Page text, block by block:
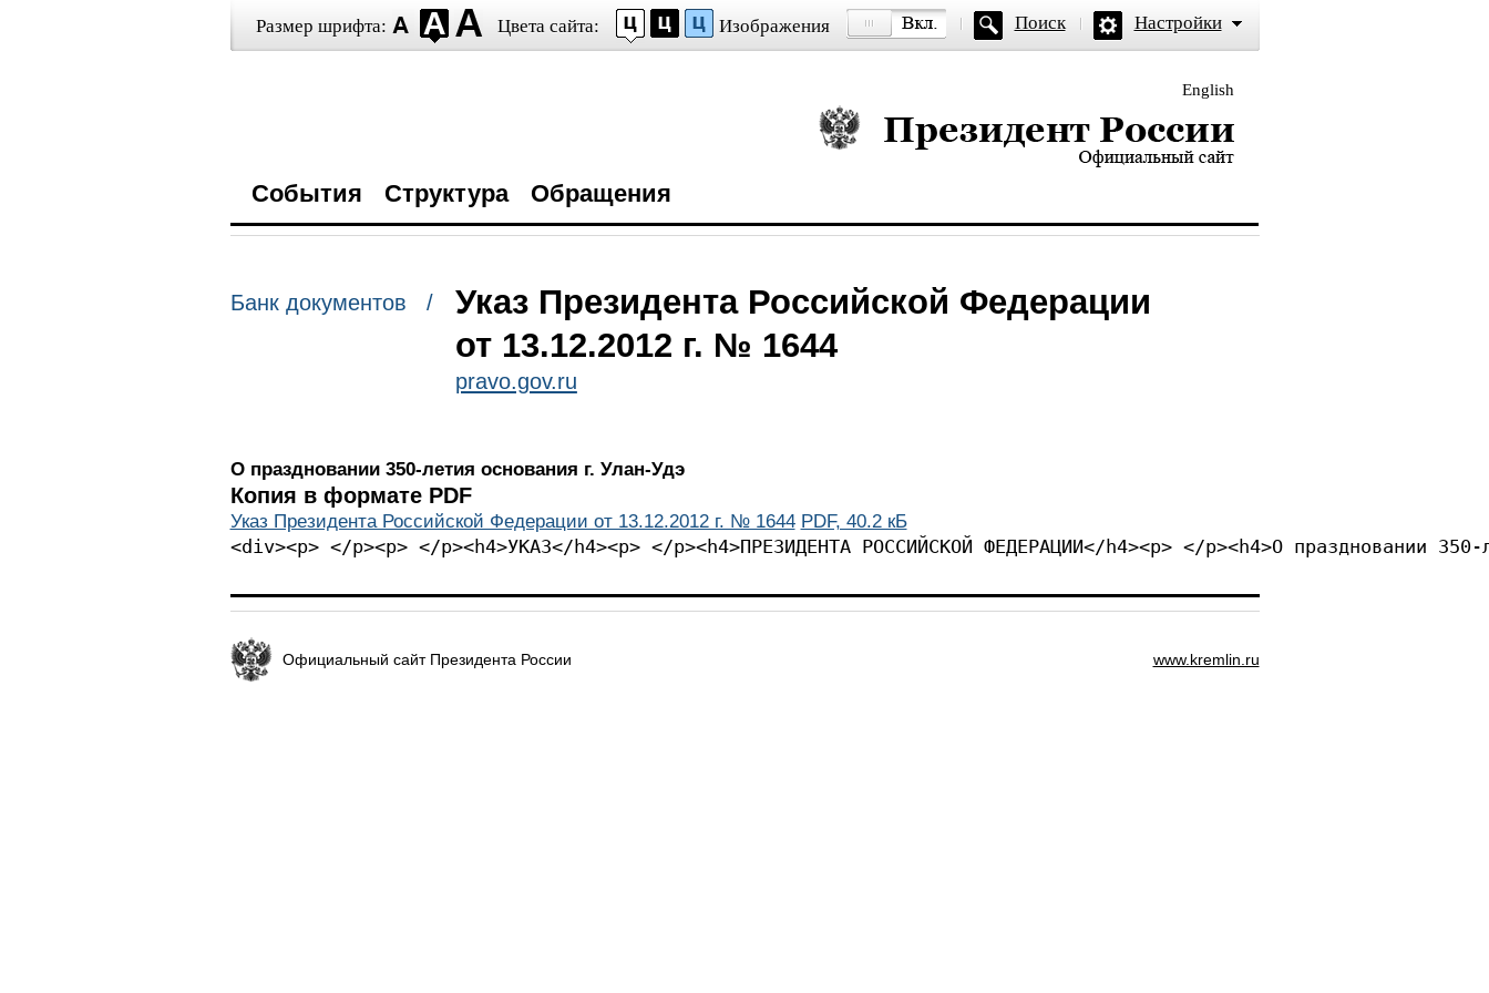
Размер шрифта: Цвета сайта: Изображения Поиск Настройки
English
Президент России — официальный сайт
События Структура Обращения
Банк документов /
Указ Президента Российской Федерации
от 13.12.2012 г. № 1644
pravo.gov.ru
О праздновании 350-летия основания г. Улан-Удэ
Копия в формате PDF
Указ Президента Российской Федерации от 13.12.2012 г. № 1644 PDF, 40.2 кБ
<div><p> </p><p> </p><h4>УКАЗ</h4><p> </p><h4>ПРЕЗИДЕНТА РОССИЙСКОЙ ФЕДЕРАЦИИ</h4><p> </p><h4>О
Официальный сайт Президента России www.kremlin.ru